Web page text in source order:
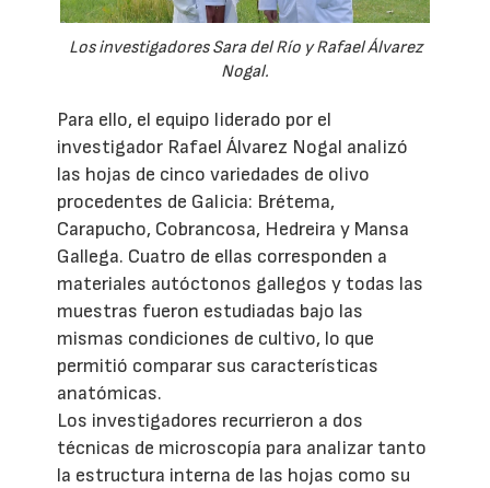
Los investigadores Sara del Río y Rafael Álvarez
Nogal.
Para ello, el equipo liderado por el
investigador Rafael Álvarez Nogal analizó
las hojas de cinco variedades de olivo
procedentes de Galicia: Brétema,
Carapucho, Cobrancosa, Hedreira y Mansa
Gallega. Cuatro de ellas corresponden a
materiales autóctonos gallegos y todas las
muestras fueron estudiadas bajo las
mismas condiciones de cultivo, lo que
permitió comparar sus características
anatómicas.
Los investigadores recurrieron a dos
técnicas de microscopía para analizar tanto
la estructura interna de las hojas como su